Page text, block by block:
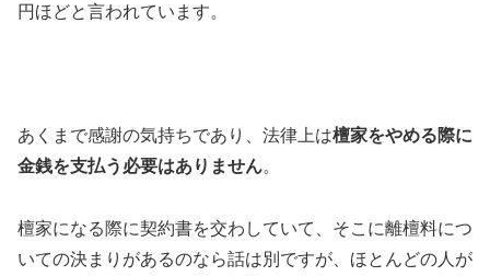
円ほどと言われています。
あくまで感謝の気持ちであり、法律上は檀家をやめる際に
金銭を支払う必要はありません。
檀家になる際に契約書を交わしていて、そこに離檀料につ
いての決まりがあるのなら話は別ですが、ほとんどの人が